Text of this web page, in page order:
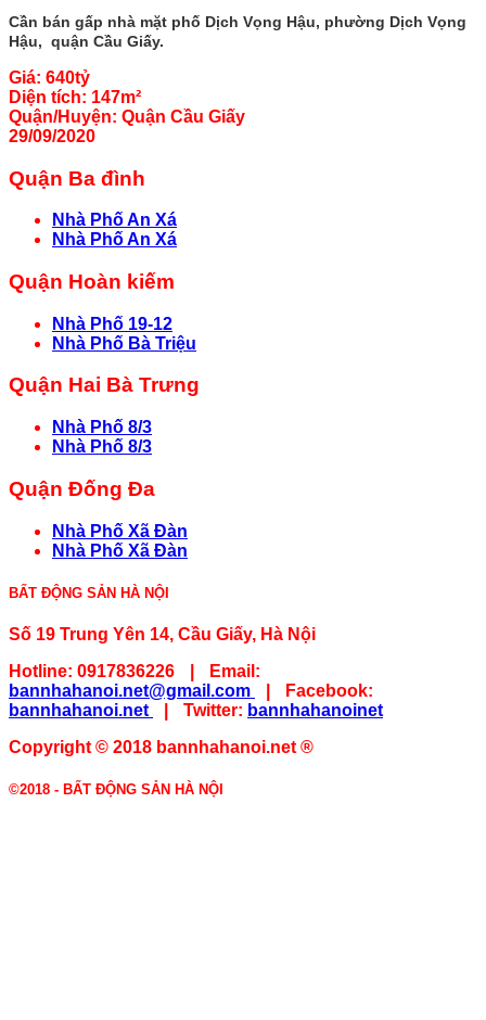
Cần bán gấp nhà mặt phố Dịch Vọng Hậu, phường Dịch Vọng
Hậu, quận Cầu Giấy.
Giá: 640tỷ
Diện tích: 147m²
Quận/Huyện: Quận Cầu Giấy
29/09/2020
Quận Ba đình
Nhà Phố An Xá
Nhà Phố An Xá
Quận Hoàn kiếm
Nhà Phố 19-12
Nhà Phố Bà Triệu
Quận Hai Bà Trưng
Nhà Phố 8/3
Nhà Phố 8/3
Quận Đống Đa
Nhà Phố Xã Đàn
Nhà Phố Xã Đàn
BẤT ĐỘNG SẢN HÀ NỘI
Số 19 Trung Yên 14, Cầu Giấy, Hà Nội
Hotline: 0917836226
Email:
bannhahanoi.net@gmail.com
Facebook:
bannhahanoi.net
Twitter: bannhahanoinet
Copyright © 2018 bannhahanoi.net ®
©2018 - BẤT ĐỘNG SẢN HÀ NỘI